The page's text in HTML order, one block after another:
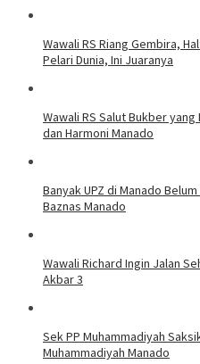
Wawali RS Riang Gembira,
Pelari Dunia, Ini Juaranya
Wawali RS Salut Bukber
dan Harmoni Manado
Banyak UPZ di Manado
Baznas Manado
Wawali Richard Ingin Jalan
Akbar 3
Sek PP Muhammadiyah
Muhammadiyah Manado